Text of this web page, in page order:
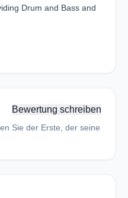
Drum and Bass and
Bewertung schreiben
Sie der Erste, der seine